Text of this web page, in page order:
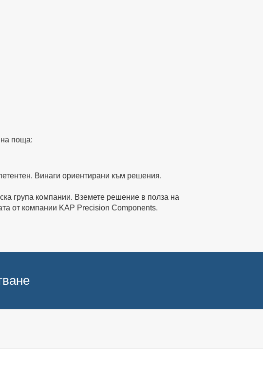
поща:
Винаги ориентирани към решения.
група компании. Вземете решение в полза на
от компании KAP Precision Components.